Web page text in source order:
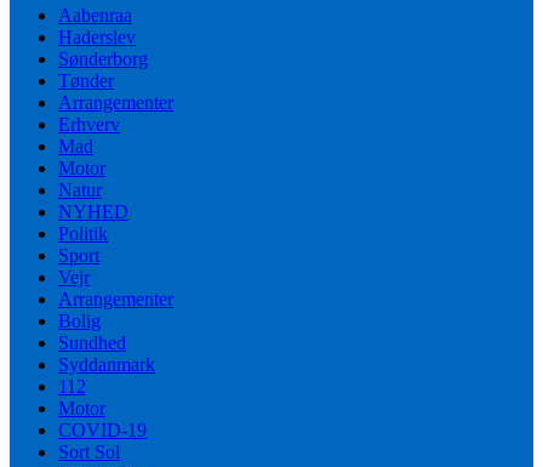
Aabenraa
Haderslev
Sønderborg
Tønder
Arrangementer
Erhverv
Mad
Motor
Natur
NYHED
Politik
Sport
Vejr
Arrangementer
Bolig
Sundhed
Syddanmark
112
Motor
COVID-19
Sort Sol